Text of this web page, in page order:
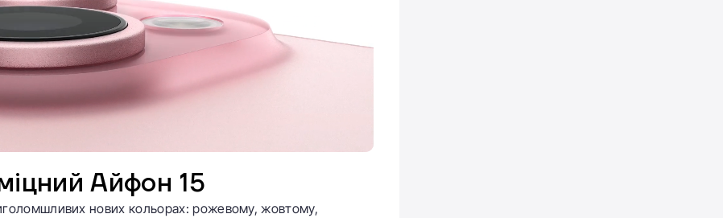
Айфон 15
нових кольорах: рожевому, жовтому,